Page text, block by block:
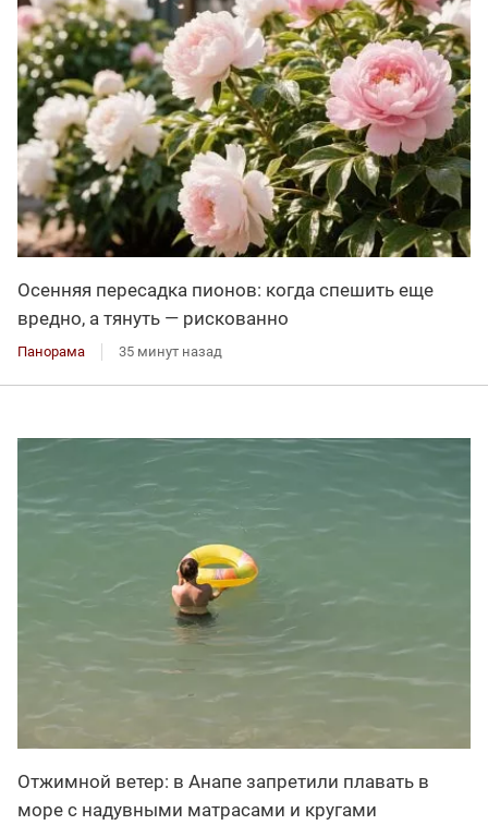
Осенняя пересадка пионов: когда спешить еще
вредно, а тянуть — рискованно
Панорама 35 минут назад
Отжимной ветер: в Анапе запретили плавать в
море с надувными матрасами и кругами